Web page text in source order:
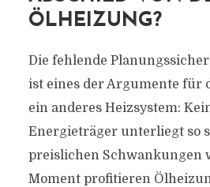
ÖLHEIZUNG?
Die fehlende
ist eines der Argumente für
ein anderes Heizsystem:
Energieträger unterliegt so
preislichen Schwankungen
Moment profitieren